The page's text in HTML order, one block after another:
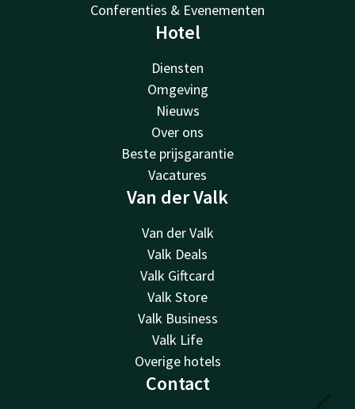
Conferenties & Evenementen
Hotel
Diensten
Omgeving
Nieuws
Over ons
Beste prijsgarantie
Vacatures
Van der Valk
Van der Valk
Valk Deals
Valk Giftcard
Valk Store
Valk Business
Valk Life
Overige hotels
Contact